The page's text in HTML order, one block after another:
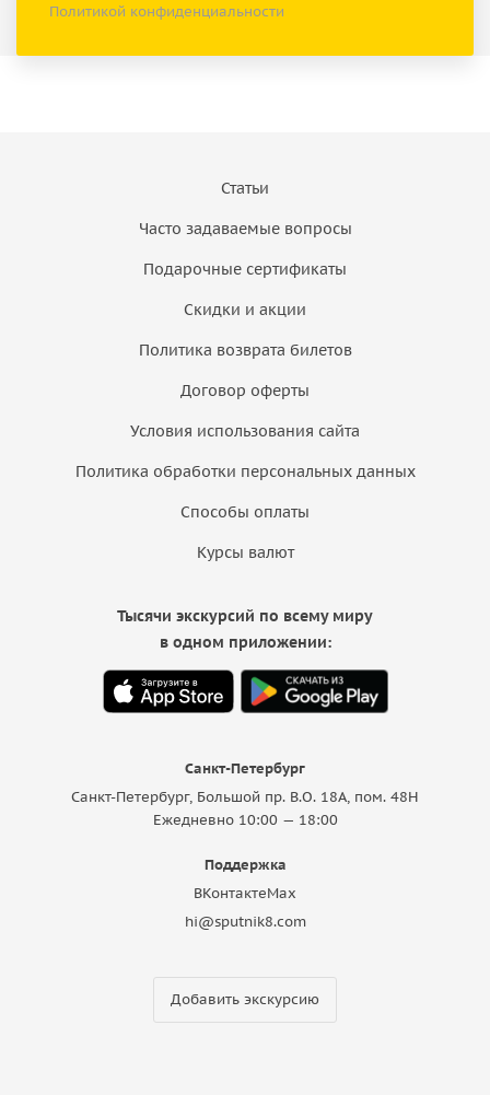
Политикой конфиденциальности
Статьи
Часто задаваемые вопросы
Подарочные сертификаты
Скидки и акции
Политика возврата билетов
Договор оферты
Условия использования сайта
Политика обработки персональных данных
Способы оплаты
Курсы валют
Санкт-Петербург
Санкт-Петербург, Большой пр. В.О. 18A, пом. 48Н
Ежедневно 10:00 — 18:00
Поддержка
ВКонтактеMax
hi@sputnik8.com
Добавить экскурсию
Тысячи экскурсий по всему миру
в одном приложении: